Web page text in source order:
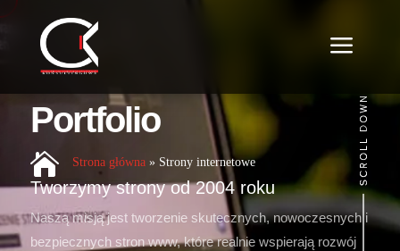
a
Portfolio
 Strona główna» Strony internetowe
Tworzymy strony od 2004 roku
Naszą misją jest tworzenie skutecznych, nowoczesnych i
bezpiecznych stron www, które realnie wspierają rozwój